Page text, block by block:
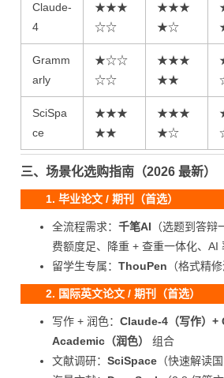
Claude-
4
★★★
☆☆
★★★
★☆
Gramm
arly
★☆☆
☆☆
★★★
★★
SciSpa
ce
★★★
★★
★★★
★☆
三、场景化选购指南（2026 最新）
1. 毕业论文 / 期刊（首选）
全流程需求： 千笔AI （选题到答
费额度足、降重 + 查重一体化、AI
留学生专属： ThouPen （格式精
2. 国际英文论文 / 期刊（首选）
写作 + 润色： Claude-4（写作）+
Academic（润色）
组合
文献调研： SciSpace （快速解读